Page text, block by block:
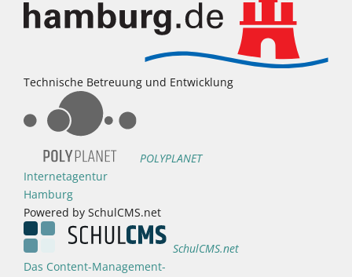
Technische Betreuung und Entwicklung
POLYPLANET
Internetagentur
Hamburg
Powered by SchulCMS.net
SchulCMS.net
Das Content-Management-